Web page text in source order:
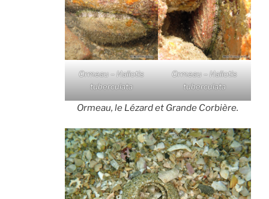
Ormeau – Haliotis
tuberculata
Ormeau – Haliotis
tuberculata
Ormeau, le Lézard et Grande Corbière.